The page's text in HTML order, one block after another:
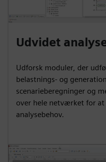
Udvidet
Udforsk moduler, der
belastnings- og
scenarieberegninger og
over hele netværket for
analysebehov.